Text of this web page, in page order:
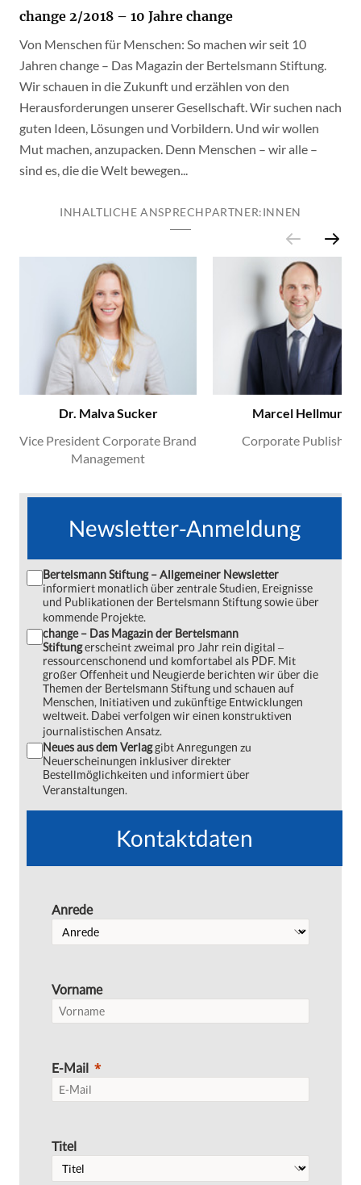
change 2/2018 – 10 Jahre change
Von Menschen für Menschen: So machen wir seit 10
Jahren change – Das Magazin der Bertelsmann Stiftung.
Wir schauen in die Zukunft und erzählen von den
Herausforderungen unserer Gesellschaft. Wir suchen nach
guten Ideen, Lösungen und Vorbildern. Und wir wollen
Mut machen, anzupacken. Denn Menschen – wir alle –
sind es, die die Welt bewegen...
INHALTLICHE ANSPRECHPARTNER:INNEN
Dr. Malva Sucker
Vice President Corporate Brand
Management
Marcel Hellmund
Corporate Publishing
Newsletter-Anmeldung
Bertelsmann Stiftung – Allgemeiner Newsletter
informiert monatlich über zentrale Studien, Ereignisse
und Publikationen der Bertelsmann Stiftung sowie über
kommende Projekte.
change – Das Magazin der Bertelsmann
Stiftungerscheint zweimal pro Jahr rein digital ‒
ressourcenschonend und komfortabel als PDF. Mit
großer Offenheit und Neugierde berichten wir über die
Themen der Bertelsmann Stiftung und schauen auf
Menschen, Initiativen und zukünftige Entwicklungen
weltweit. Dabei verfolgen wir einen konstruktiven
journalistischen Ansatz.
Neues aus dem Verlaggibt Anregungen zu
Neuerscheinungen inklusiver direkter
Bestellmöglichkeiten und informiert über
Veranstaltungen.
Kontaktdaten
Anrede
Vorname
E-Mail
Titel